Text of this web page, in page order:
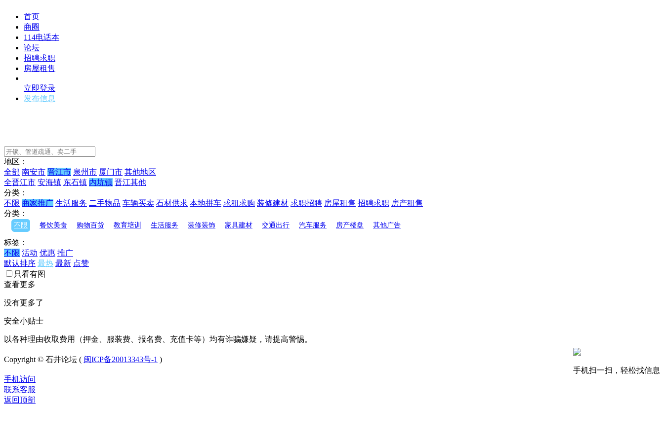
首页
商圈
114电话本
论坛
招聘求职
房屋租售
立即登录
发布信息
地区：
全部 南安市 晋江市 泉州市 厦门市 其他地区
全晋江市 安海镇 东石镇 内坑镇 晋江其他
分类：
不限 商家推广 生活服务 二手物品 车辆买卖 石材供求 本地拼车 求租求购 装修建材 求职招聘 房屋租售 招聘求职 房产租售
分类：
不限 餐饮美食 购物百货 教育培训 生活服务 装修装饰 家具建材 交通出行 汽车服务 房产楼盘 其他广告
标签：
不限 活动 优惠 推广
默认排序 最热 最新 点赞
只看有图
查看更多
没有更多了
安全小贴士
以各种理由收取费用（押金、服装费、报名费、充值卡等）均有诈骗嫌疑，请提高警惕。
手机扫一扫，轻松找信息
Copyright © 石井论坛 ( 闽ICP备20013343号-1 )
手机访问
联系客服
返回顶部